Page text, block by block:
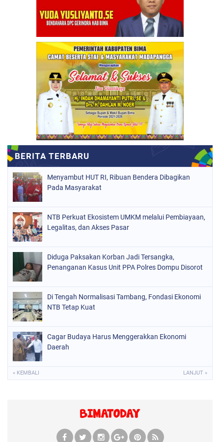
Menyambut HUT RI, Ribuan Bendera Dibagikan
Pada Masyarakat
NTB Perkuat Ekosistem UMKM melalui Pembiayaan,
Legalitas, dan Akses Pasar
Diduga Paksakan Korban Jadi Tersangka,
Penanganan Kasus Unit PPA Polres Dompu Disorot
Di Tengah Normalisasi Tambang, Fondasi Ekonomi
NTB Tetap Kuat
Cagar Budaya Harus Menggerakkan Ekonomi
Daerah
« KEMBALI LANJUT »